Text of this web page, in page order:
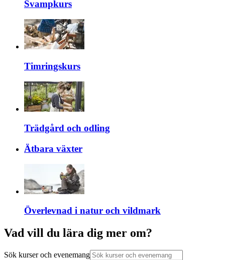
Svampkurs
Timringskurs
Trädgård och odling
Ätbara växter
Överlevnad i natur och vildmark
Vad vill du lära dig mer om?
Sök kurser och evenemang